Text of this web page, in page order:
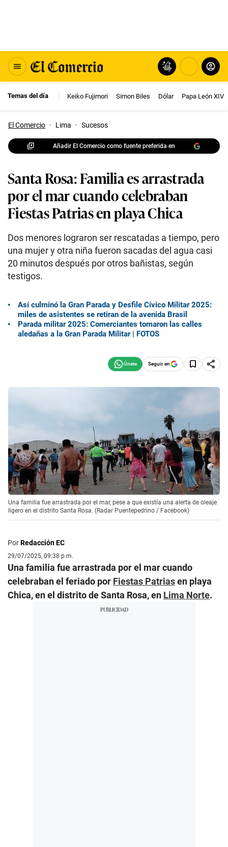
Temas del día Keiko Fujimori Simon Biles Dólar Papa León XIV
El Comercio · Lima · Sucesos
Añadir El Comercio como fuente preferida en
Santa Rosa: Familia es arrastrada
por el mar cuando celebraban
Fiestas Patrias en playa Chica
Dos menores lograron ser rescatadas a tiempo, pero
una mujer y otra niña fueron sacadas del agua casi
20 minutos después por otros bañistas, según
testigos.
Así culminó la Gran Parada y Desfile Cívico Militar 2025:
miles de asistentes se retiran de la avenida Brasil
Parada militar 2025: Comerciantes tomaron las calles
aledañas a la Gran Parada Militar | FOTOS
Seguir en
Una familia fue arrastrada por el mar, pese a que existía una alerta de oleaje
ligero en el distrito Santa Rosa. (Radar Puentepedrino / Facebook)
PorRedacción EC
29/07/2025, 09:38 p.m.
Una familia fue arrastrada por el mar cuando
celebraban el feriado por Fiestas Patriasen playa
Chica, en el distrito de Santa Rosa, en Lima Norte.